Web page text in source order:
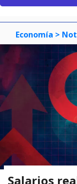
Economía >
Salarios